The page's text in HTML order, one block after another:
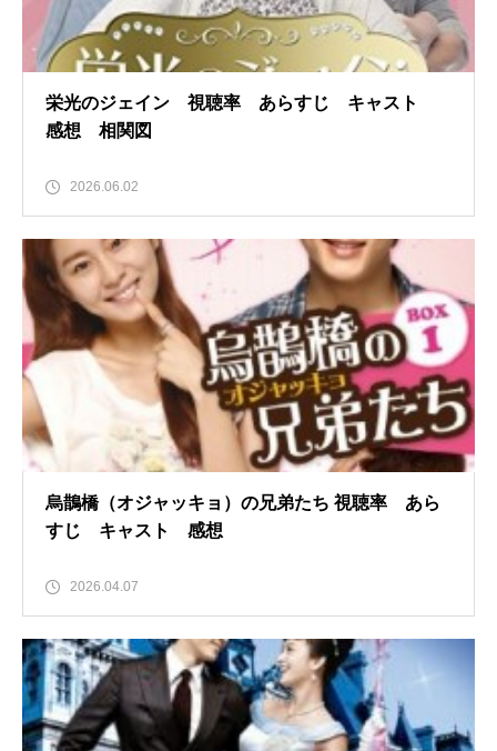
栄光のジェイン 視聴率 あらすじ キャスト
感想 相関図
2026.06.02
烏鵲橋（オジャッキョ）の兄弟たち 視聴率 あら
すじ キャスト 感想
2026.04.07